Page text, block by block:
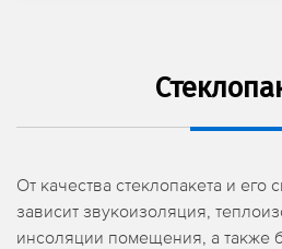
От качества стеклопакета и его
зависит звукоизоляция,
инсоляции помещения, а также